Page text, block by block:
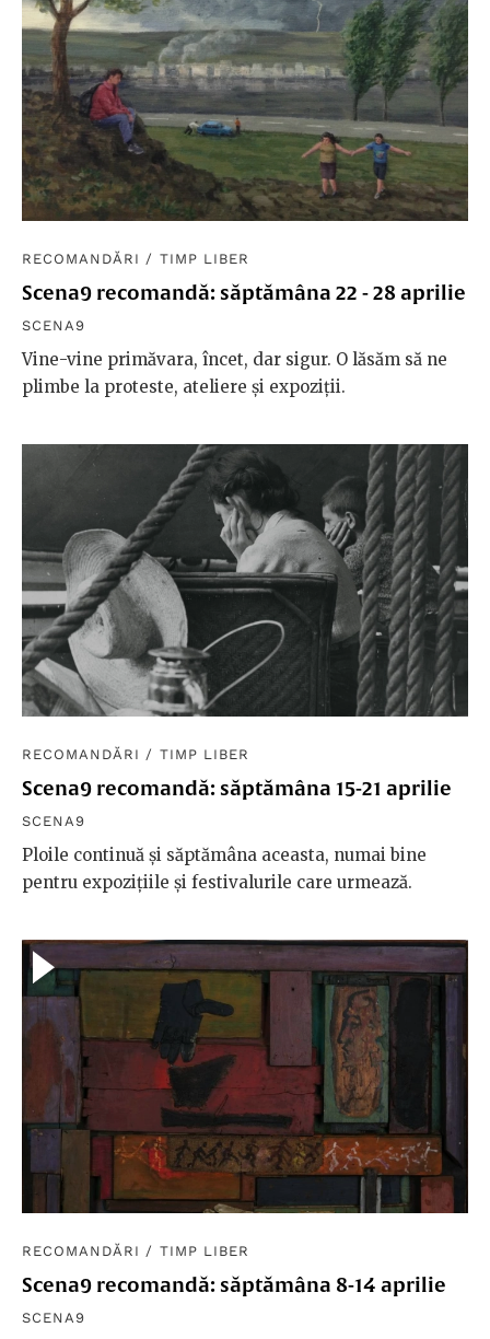
RECOMANDĂRI / TIMP LIBER
Scena9 recomandă: săptămâna 22 - 28 aprilie
SCENA9
Vine-vine primăvara, încet, dar sigur. O lăsăm să ne
plimbe la proteste, ateliere și expoziții.
RECOMANDĂRI / TIMP LIBER
Scena9 recomandă: săptămâna 15-21 aprilie
SCENA9
Ploile continuă și săptămâna aceasta, numai bine
pentru expozițiile și festivalurile care urmează.
RECOMANDĂRI / TIMP LIBER
Scena9 recomandă: săptămâna 8-14 aprilie
SCENA9